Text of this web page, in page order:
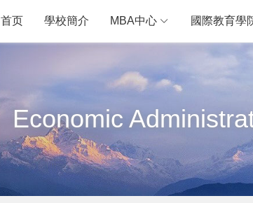
首页 學校簡介 MBA中心 國際教育學
Economic